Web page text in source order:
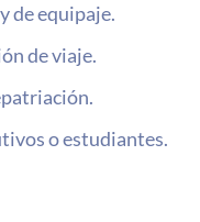
de equipaje.
de viaje.
o estudiantes.